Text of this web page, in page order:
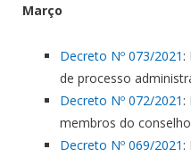
Março
Decreto Nº 073/2021 :
de processo
Decreto Nº 072/2021 :
membros do
Decreto Nº 069/2021 :